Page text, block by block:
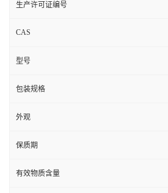
生产许可证编号
CAS
型号
包装规格
外观
保质期
有效物质含量